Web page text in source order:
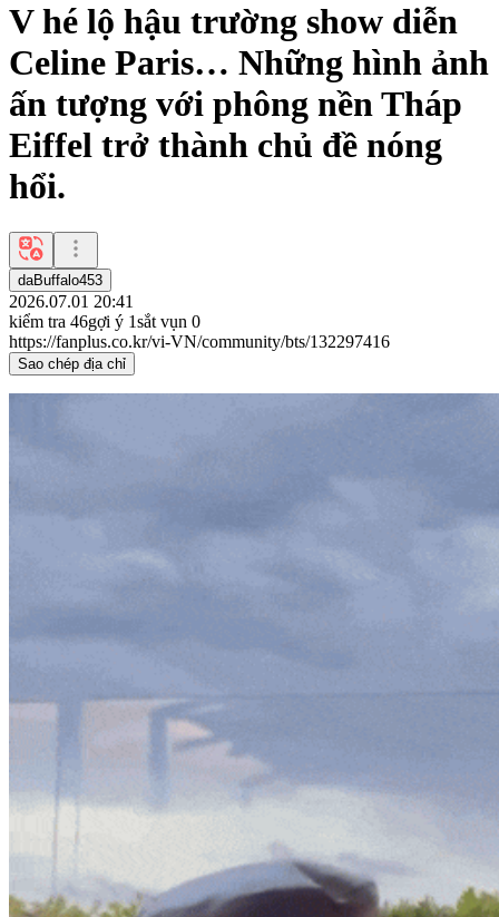
V hé lộ hậu trường show diễn
Celine Paris… Những hình ảnh
ấn tượng với phông nền Tháp
Eiffel trở thành chủ đề nóng
hổi.
daBuffalo453
2026.07.01 20:41
kiểm tra 46gợi ý 1sắt vụn 0
https://fanplus.co.kr/vi-VN/community/bts/132297416
Sao chép địa chỉ